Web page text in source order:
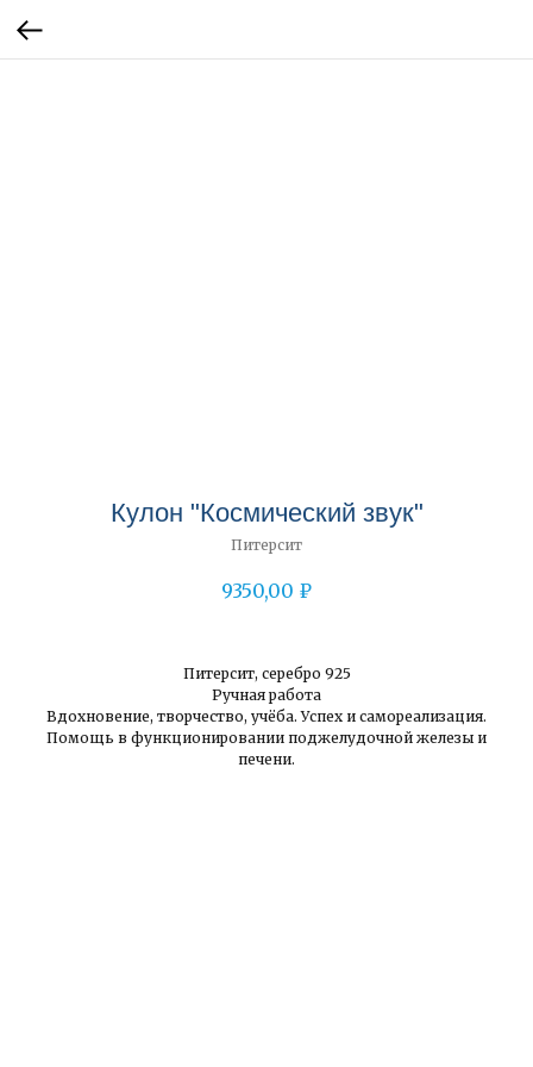
Кулон "Космический звук"
Питерсит
9350,00 ₽
Питерсит, серебро 925
Ручная работа
Вдохновение, творчество, учёба. Успех и самореализация.
Помощь в функционировании поджелудочной железы и
печени.